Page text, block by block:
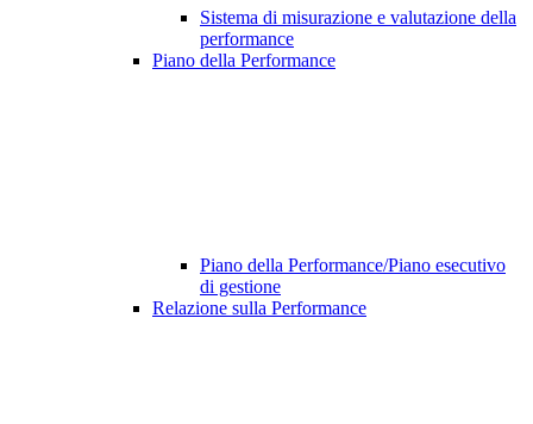
Sistema di misurazione e valutazione della
performance
Piano della Performance
Piano della Performance/Piano esecutivo
di gestione
Relazione sulla Performance